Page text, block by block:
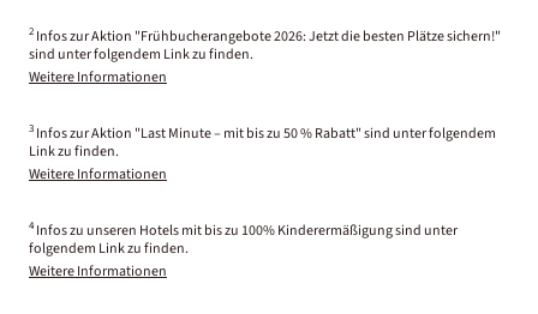
2 Infos zur Aktion "Frühbucherangebote 2026: Jetzt die besten Plätze sichern!"
sind unter folgendem Link zu finden.
Weitere Informationen
3 Infos zur Aktion "Last Minute – mit bis zu 50 % Rabatt" sind unter folgendem
Link zu finden.
Weitere Informationen
4 Infos zu unseren Hotels mit bis zu 100% Kinderermäßigung sind unter
folgendem Link zu finden.
Weitere Informationen